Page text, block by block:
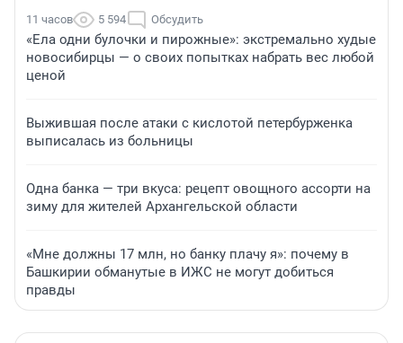
11 часов 5 594 Обсудить
«Ела одни булочки и пирожные»: экстремально худые
новосибирцы — о своих попытках набрать вес любой
ценой
Выжившая после атаки с кислотой петербурженка
выписалась из больницы
Одна банка — три вкуса: рецепт овощного ассорти на
зиму для жителей Архангельской области
«Мне должны 17 млн, но банку плачу я»: почему в
Башкирии обманутые в ИЖС не могут добиться
правды